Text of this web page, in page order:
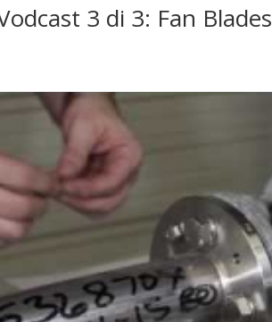
3 di 3: Fan Blades